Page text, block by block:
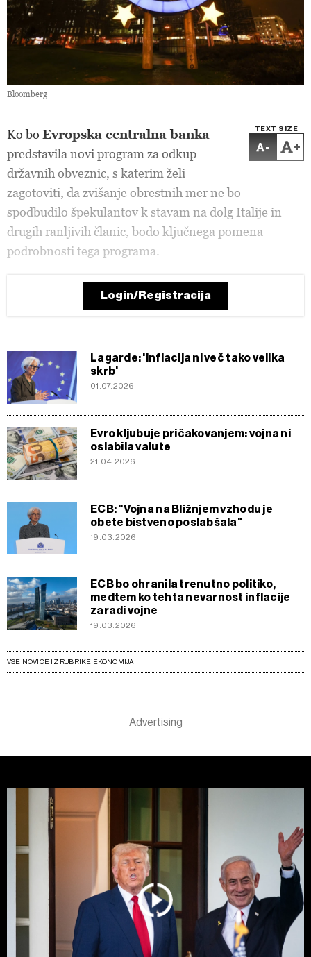
Bloomberg
TEXT SIZE
- +
Ko bo Evropska centralna banka
predstavila novi program za odkup
državnih obveznic, s katerim želi
zagotoviti, da zvišanje obrestnih mer ne bo
spodbudilo špekulantov k stavam na dolg Italije in
drugih ranljivih članic, bodo ključnega pomena
podrobnosti tega programa.
Login/Registracija
Lagarde: 'Inflacija ni več tako velika
skrb'
01.07.2026
Evro kljubuje pričakovanjem: vojna ni
oslabila valute
21.04.2026
ECB: "Vojna na Bližnjem vzhodu je
obete bistveno poslabšala"
19.03.2026
ECB bo ohranila trenutno politiko,
medtem ko tehta nevarnost inflacije
zaradi vojne
19.03.2026
VSE NOVICE IZ RUBRIKE EKONOMIJA